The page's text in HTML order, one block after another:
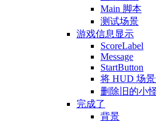
Main 脚本
测试场景
游戏信息显示
ScoreLabel
Message
StartButton
将 HUD 场
删除旧的小
完成了
背景